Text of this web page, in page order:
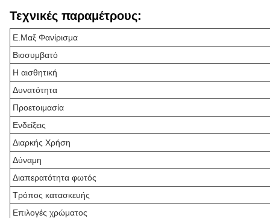
Τεχνικές παραμέτρους:
Ε.Μαξ Φανίρισμα
Βιοσυμβατό
Η αισθητική
Δυνατότητα
Προετοιμασία
Ενδείξεις
Διαρκής Χρήση
Δύναμη
Διαπερατότητα φωτός
Τρόπος κατασκευής
Επιλογές χρώματος